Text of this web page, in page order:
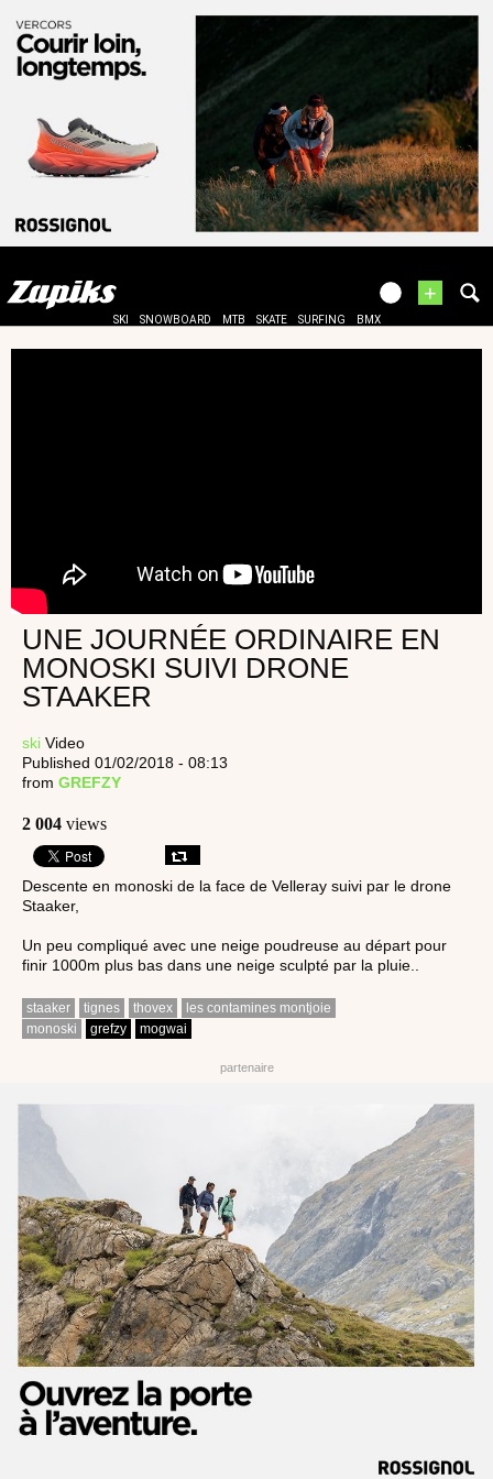
+
SKI SNOWBOARD MTB SKATE SURFING BMX
UNE JOURNÉE ORDINAIRE EN
MONOSKI SUIVI DRONE
STAAKER
ski Video
Published 01/02/2018 - 08:13
from GREFZY
2 004 views
Descente en monoski de la face de Velleray suivi par le drone
Staaker,
Un peu compliqué avec une neige poudreuse au départ pour
finir 1000m plus bas dans une neige sculpté par la pluie..
staaker tignes thovex
les contamines montjoie
monoski
grefzy mogwai